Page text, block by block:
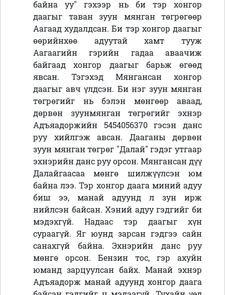
байна уу" гэхээр нь би тэр хонгор
даагыг таван зуун мянган төгрөгөөр
Аагаад худалдсан. Би тэр хонгор даагыг
өөрийнхөө адуутай хамт тууж
Аагаагийн гэрийн гадаа аваачиж
байгаад хонгор даагыг барьж өгөөд
явсан. Тэгэхэд Мянгансан хонгор
даагыг авч үлдсэн. Би нэг зуун мянган
төгрөгийг нь бэлэн мөнгөөр аваад,
дөрвөн зуунмянган төгрөгийг эхнэр
Адъяадоржийн 5454056370 гэсэн данс
руу хийлгэж авсан. Дааганы дөрвөн
зуун мянган төгрөг "Далай" гэдэг утгаар
эхнэрийн данс руу орсон. Мянгансан дүү
Далайгаасаа мөнгө шилжүүлсэн юм
байна лээ. Тэр хонгор даага миний адуу
биш ээ, манай адуунд л зун ирж
нийлсэн байсан. Хэний адуу гэдгийг би
мэдэхгүй. Надаас тэр даагыг хүн
сураагүй. Яг юунд зарсан гэдгээ сайн
санахгүй байна. Эхнэрийн данс руу
мөнгө орсон. Бензин тос, гэр ахуйн
юманд зарцуулсан байх. Манай эхнэр
Адъяадорж манай адуунд хонгор даага